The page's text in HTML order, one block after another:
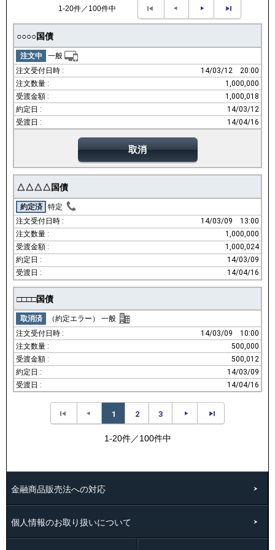
1-20件／100件中
○○○○国債
注文中
一般
14/03/12
20:00
1,000,000
1,000,018
14/03/12
14/04/16
取消
△△△△国債
約定済
特定
14/03/09
13:00
1,000,000
1,000,024
14/03/09
14/04/16
□□□□国債
取消済 （約定エラー）
一般
14/03/09
10:00
500,000
500,012
14/03/09
14/04/16
1 2 3
1-20件／100件中
金融商品販売法への対応
個人情報のお取り扱いについて